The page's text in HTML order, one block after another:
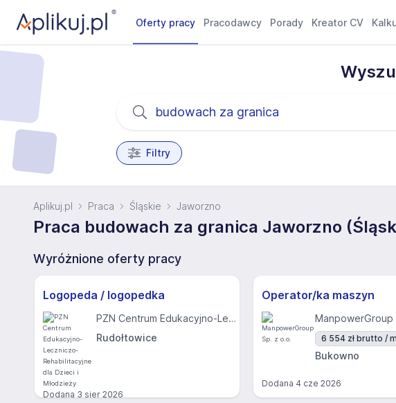
Oferty pracy Pracodawcy Porady Kreator CV
Filtry
Aplikuj.pl Praca Śląskie Jaworzno
Praca budowach za granica Jaworzno
Wyróżnione oferty pracy
Logopeda / logopedka
PZN Centrum Edukacyjno-Leczniczo-Rehabilitacyjne dla Dzieci i Młodzieży
Rudołtowice
Dodana 3 sier 2026
Operator/ka maszyn
ManpowerGroup
6 554 zł brutto /
Bukowno
Dodana 4 cze 2026